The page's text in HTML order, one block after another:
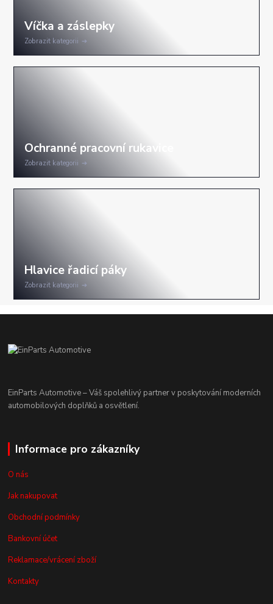
Zobrazit kategorii
Zobrazit kategorii
Zobrazit kategorii
EinParts Automotive – Váš spolehlivý partner v poskytování moderních
automobilových doplňků a osvětlení.
Informace pro zákazníky
O nás
Jak nakupovat
Obchodní podmínky
Bankovní účet
Reklamace/vrácení zboží
Kontakty